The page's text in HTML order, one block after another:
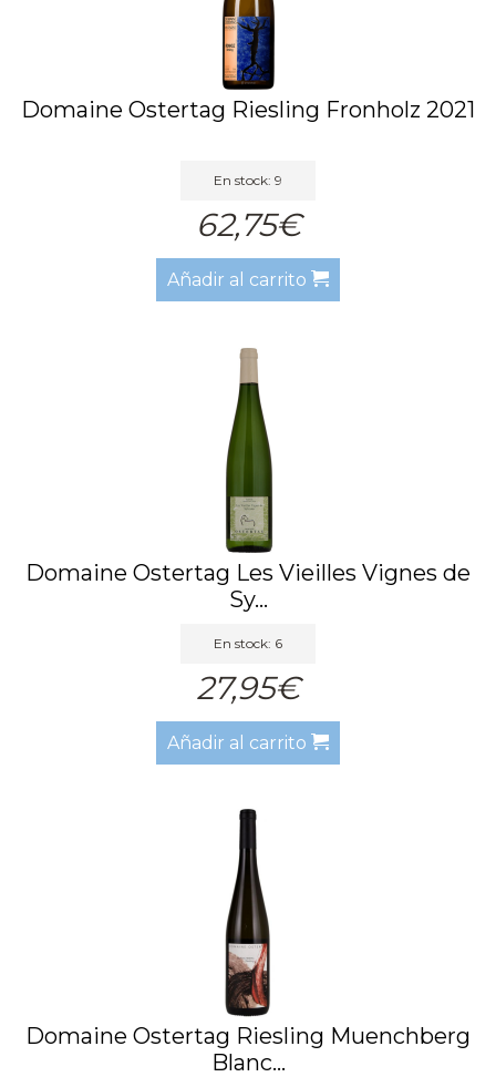
Domaine Ostertag Riesling Fronholz 2021
En stock: 9
62,75€
Añadir al carrito
Domaine Ostertag Les Vieilles Vignes de
Sy...
En stock: 6
27,95€
Añadir al carrito
Domaine Ostertag Riesling Muenchberg
Blanc...